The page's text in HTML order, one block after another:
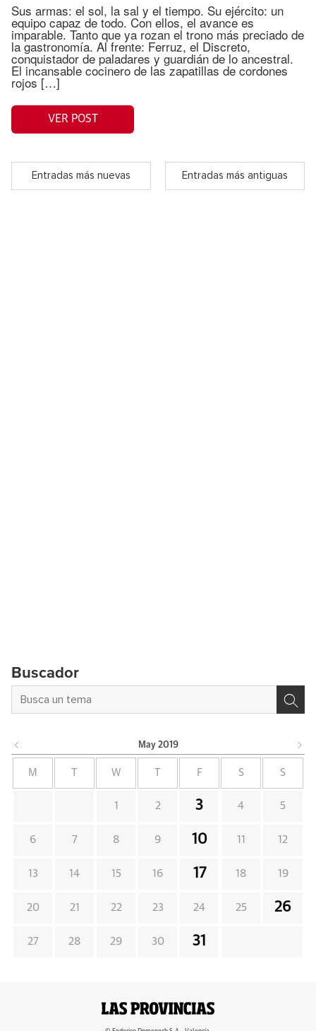
Sus armas: el sol, la sal y el tiempo. Su ejército: un
equipo capaz de todo. Con ellos, el avance es
imparable. Tanto que ya rozan el trono más preciado de
la gastronomía. Al frente: Ferruz, el Discreto,
conquistador de paladares y guardián de lo ancestral.
El incansable cocinero de las zapatillas de cordones
rojos […]
VER POST
Entradas más nuevas Entradas más antiguas
Buscador
May 2019
M W F S S
1 2 3 4 5
6 7 8 9 10 11 12
13 14 15 16 17 18 19
20 21 22 23 24 25 26
27 28 29 30 31